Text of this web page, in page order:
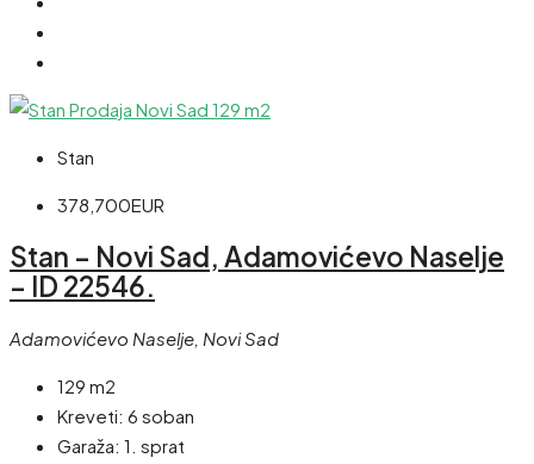
Stan
378,700EUR
Stan – Novi Sad, Adamovićevo Naselje
– ID 22546.
Adamovićevo Naselje, Novi Sad
129 m2
Kreveti: 6 soban
Garaža: 1. sprat